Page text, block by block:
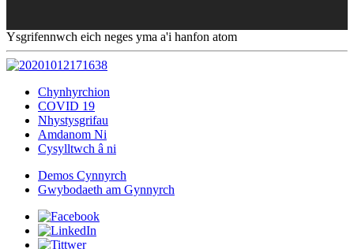
Ysgrifennwch eich neges yma a'i hanfon atom
Chynhyrchion
COVID 19
Nhystysgrifau
Amdanom Ni
Cysylltwch â ni
Demos Cynnyrch
Gwybodaeth am Gynnyrch